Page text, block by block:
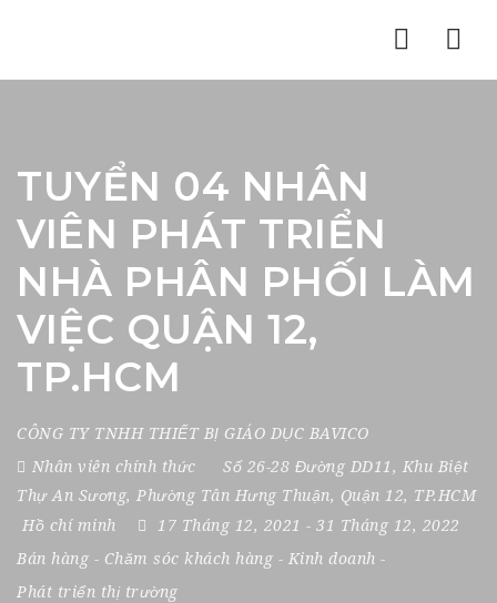
TUYỂN 04 NHÂN
VIÊN PHÁT TRIỂN
NHÀ PHÂN PHỐI LÀM
VIỆC QUẬN 12,
TP.HCM
CÔNG TY TNHH THIẾT BỊ GIÁO DỤC BAVICO
Nhân viên chính thức
Số 26-28 Đường DD11, Khu Biệt
Thự An Sương, Phường Tân Hưng Thuận, Quận 12, TP.HCM
Hồ chí minh
17 Tháng 12, 2021 - 31 Tháng 12, 2022
Bán hàng - Chăm sóc khách hàng - Kinh doanh -
Phát triển thị trường